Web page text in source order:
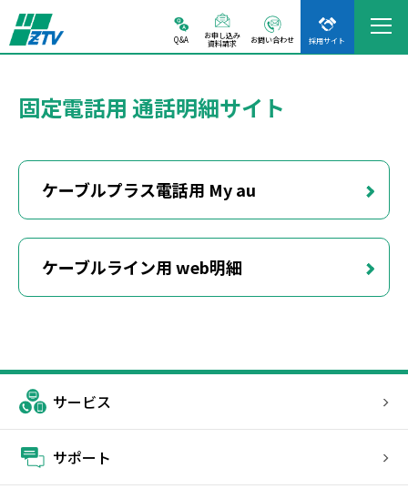
Q&A
お申し込み
資料請求
お問い合わせ 採用サイト
固定電話用 通話明細サイト
ケーブルプラス電話⽤ My au
ケーブルライン⽤ web明細
サービス
サポート